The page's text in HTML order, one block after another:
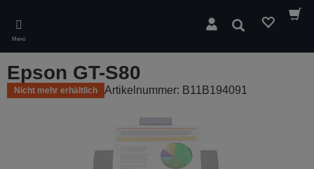
main
content
Menü
Suchen
Epson GT-S80
Nicht mehr erhältlich Artikelnummer: B11B194091